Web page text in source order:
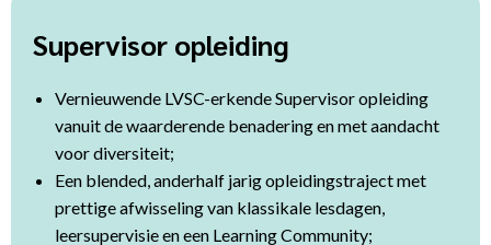
Supervisor opleiding
Vernieuwende LVSC-erkende Supervisor opleiding
vanuit de waarderende benadering en met aandacht
voor diversiteit;
Een blended, anderhalf jarig opleidingstraject met
prettige afwisseling van klassikale lesdagen,
leersupervisie en een Learning Community;